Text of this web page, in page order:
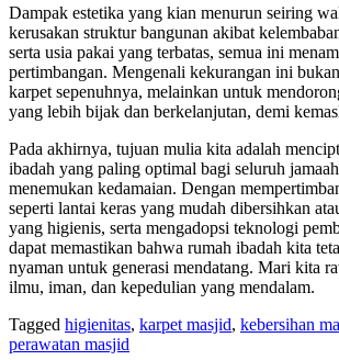
Dampak estetika yang kian menurun seiring
kerusakan struktur bangunan akibat
serta usia pakai yang terbatas, semua ini
pertimbangan. Mengenali kekurangan ini
karpet sepenuhnya, melainkan untuk
yang lebih bijak dan berkelanjutan, demi
Pada akhirnya, tujuan mulia kita adalah
ibadah yang paling optimal bagi seluruh
menemukan kedamaian. Dengan
seperti lantai keras yang mudah dibersihkan
yang higienis, serta mengadopsi teknologi
dapat memastikan bahwa rumah ibadah kita
nyaman untuk generasi mendatang. Mari kita
ilmu, iman, dan kepedulian yang mendalam.
Tagged higienitas, karpet masjid, kebersihan
perawatan masjid